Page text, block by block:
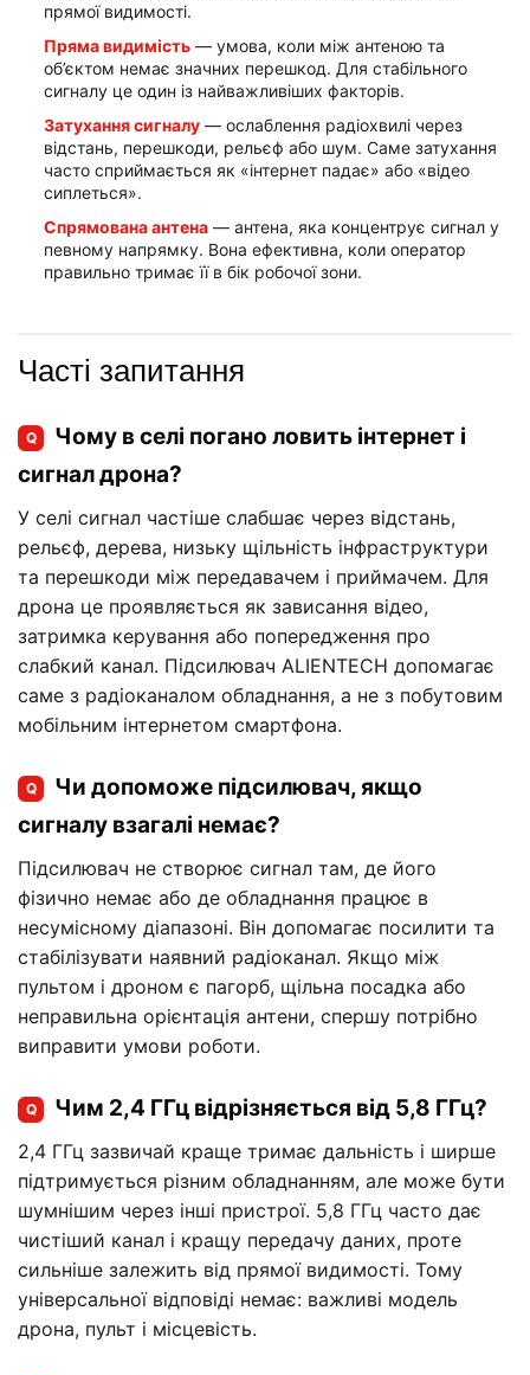
прямої видимості.
Пряма видимість — умова, коли між антеною та
об’єктом немає значних перешкод. Для стабільного
сигналу це один із найважливіших факторів.
Затухання сигналу — ослаблення радіохвилі через
відстань, перешкоди, рельєф або шум. Саме затухання
часто сприймається як «інтернет падає» або «відео
сиплеться».
Спрямована антена — антена, яка концентрує сигнал у
певному напрямку. Вона ефективна, коли оператор
правильно тримає її в бік робочої зони.
Часті запитання
Q
Чому в селі погано ловить інтернет і
сигнал дрона?
У селі сигнал частіше слабшає через відстань,
рельєф, дерева, низьку щільність інфраструктури
та перешкоди між передавачем і приймачем. Для
дрона це проявляється як зависання відео,
затримка керування або попередження про
слабкий канал. Підсилювач ALIENTECH допомагає
саме з радіоканалом обладнання, а не з побутовим
мобільним інтернетом смартфона.
Q
Чи допоможе підсилювач, якщо
сигналу взагалі немає?
Підсилювач не створює сигнал там, де його
фізично немає або де обладнання працює в
несумісному діапазоні. Він допомагає посилити та
стабілізувати наявний радіоканал. Якщо між
пультом і дроном є пагорб, щільна посадка або
неправильна орієнтація антени, спершу потрібно
виправити умови роботи.
Q Чим 2,4 ГГц відрізняється від 5,8 ГГц?
2,4 ГГц зазвичай краще тримає дальність і ширше
підтримується різним обладнанням, але може бути
шумнішим через інші пристрої. 5,8 ГГц часто дає
чистіший канал і кращу передачу даних, проте
сильніше залежить від прямої видимості. Тому
універсальної відповіді немає: важливі модель
дрона, пульт і місцевість.